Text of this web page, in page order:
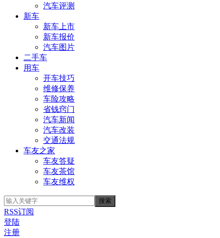
汽车评测
新车
新车上市
新车报价
汽车图片
二手车
用车
开车技巧
维修保养
车险攻略
省钱窍门
汽车新闻
汽车改装
交通法规
车友之家
车友答疑
车友茶馆
车友维权
RSS订阅
登陆
注册